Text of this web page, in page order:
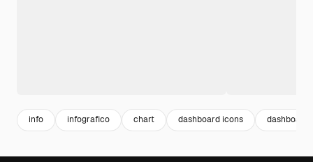
info infografico chart dashboard icons dashboard